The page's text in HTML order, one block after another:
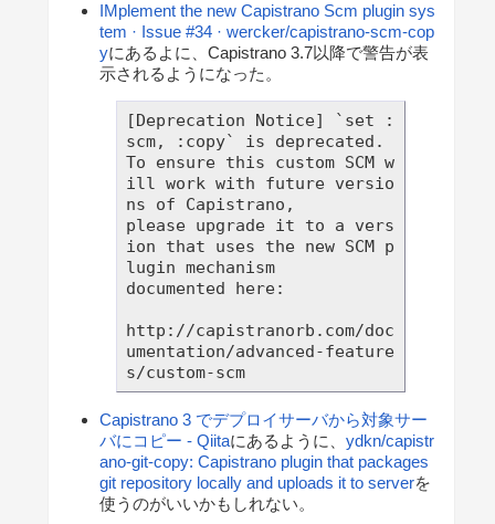
IMplement the new Capistrano Scm plugin sys
tem · Issue #34 · wercker/capistrano-scm-cop
yにあるよに、Capistrano 3.7以降で警告が表
示されるようになった。
[Deprecation Notice] `set :
scm, :copy` is deprecated.
To ensure this custom SCM w
ill work with future versio
ns of Capistrano,
please upgrade it to a vers
ion that uses the new SCM p
lugin mechanism
documented here:
http://capistranorb.com/doc
umentation/advanced-feature
s/custom-scm
Capistrano 3 でデプロイサーバから対象サー
バにコピー - Qiitaにあるように、ydkn/capistr
ano-git-copy: Capistrano plugin that packages
git repository locally and uploads it to serverを
使うのがいいかもしれない。